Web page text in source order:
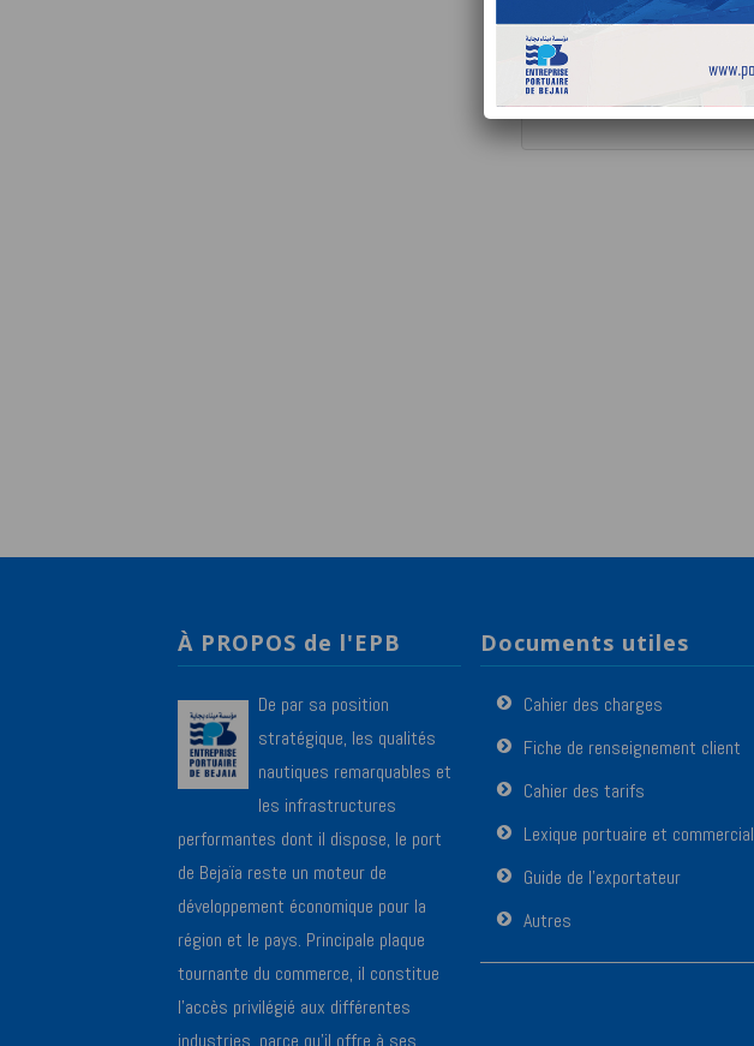
À PROPOS de l'EPB
De par sa position
stratégique, les qualités
nautiques remarquables et
les infrastructures
performantes dont il dispose, le port
de Bejaïa reste un moteur de
développement économique pour la
région et le pays. Principale plaque
tournante du commerce, il constitue
l’accès privilégié aux différentes
industries, parce qu’il offre à ses
Documents utiles
Cahier des charges
Fiche de renseignement client
Cahier des tarifs
Lexique portuaire et commercial
Guide de l’exportateur
Autres